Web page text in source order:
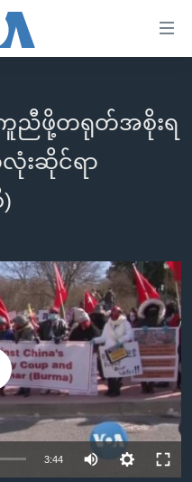
း
ကူညီဖို့တရုတ်အစိုးရ
းဆိုင်ရာ
available
3:44